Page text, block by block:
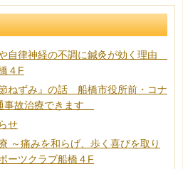
自律神経の不調に鍼灸が効く理由
４F
ねずみ』の話 船橋市役所前・コナ
事故治療できます
せ
～痛みを和らげ、歩く喜びを取り
ーツクラブ船橋４F